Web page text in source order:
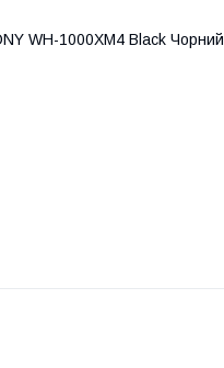
WH-1000XM4 Black Чорний